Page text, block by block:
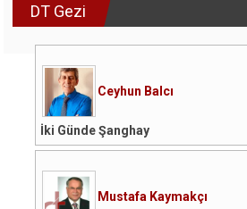
DT Gezi
Ceyhun Balcı
İki Günde Şanghay
Mustafa Kaymakçı